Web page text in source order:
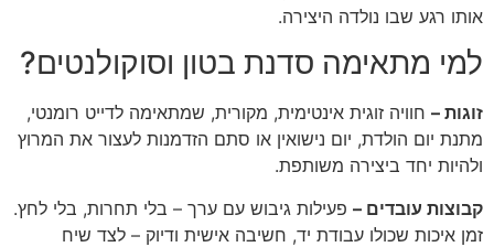
אותו רגע שבו נולדה היצירה.
למי מתאימה סדנת בטון וסוקולנטים?
זוגות – חוויה זוגית אינטימית, מקורית, שמתאימה לדייט רומנטי,
מתנת יום הולדת, יום נישואין או סתם הזדמנות לעצור את המרוץ
ולהיות יחד ביצירה משותפת.
קבוצות עובדים – פעילות גיבוש עם ערך – בלי תחרות, בלי לחץ.
זמן איכות שכולו עבודת יד, חשיבה אישית ודיוק – לצד שיח